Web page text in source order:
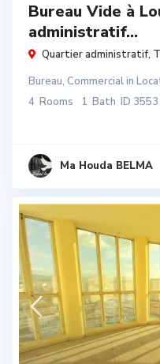
Bureau Vide à
administratif...
Quartier administratif,
Bureau, Commercialin
4 Rooms 1 Bath ID
Ma Houda BELMA